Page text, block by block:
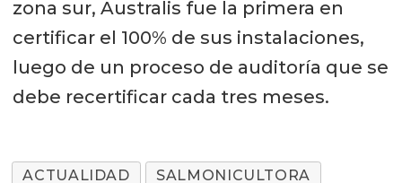
zona sur, Australis fue la primera en
certificar el 100% de sus instalaciones,
luego de un proceso de auditoría que se
debe recertificar cada tres meses.
ACTUALIDAD SALMONICULTORA